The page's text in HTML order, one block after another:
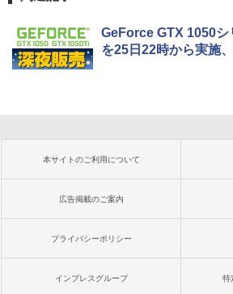
GeForce GTX 1050シ
を25日22時から実施
本サイトのご利用について
広告掲載のご案内
プライバシーポリシー
インプレスグループ 特